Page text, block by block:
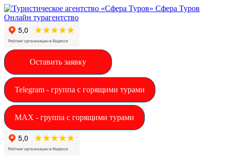
Сфера Туров
Онлайн турагентство
Оставить заявку
Telegram - группа с горящими турами
MAX - группа с горящими турами